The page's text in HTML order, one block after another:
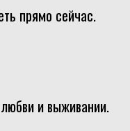
прямо сейчас.
и выживании.